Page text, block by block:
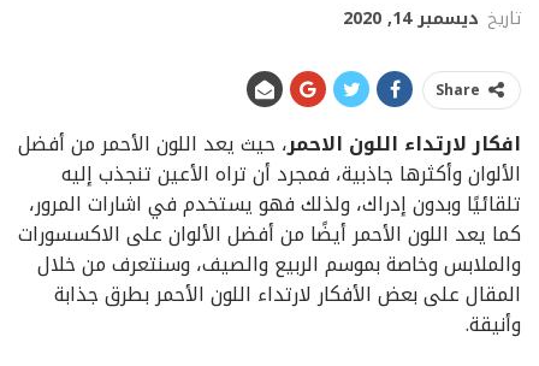
تاريخ ديسمبر 14, 2020
Share
افكار لارتداء اللون الاحمر، حيث يعد اللون الأحمر من أفضل
الألوان وأكثرها جاذبية، فمجرد أن تراه الأعين تنجذب إليه
تلقائيًا وبدون إدراك، ولذلك فهو يستخدم في اشارات المرور،
كما يعد اللون الأحمر أيضًا من أفضل الألوان على الاكسسورات
والملابس وخاصة بموسم الربيع والصيف، وسنتعرف من خلال
المقال على بعض الأفكار لارتداء اللون الأحمر بطرق جذابة
وأنيقة.